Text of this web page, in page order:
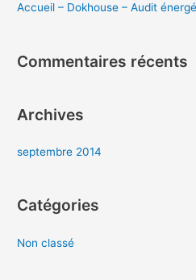
h
r
:
Accueil – Dokhouse – Audit
Commentaires récents
Archives
septembre 2014
Catégories
Non classé